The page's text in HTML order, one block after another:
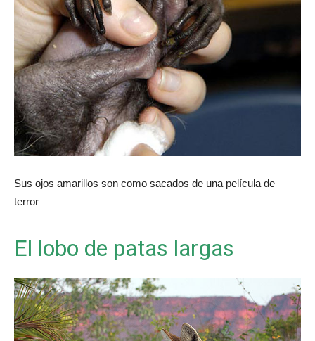
Sus ojos amarillos son como sacados de una película de
terror
El lobo de patas largas